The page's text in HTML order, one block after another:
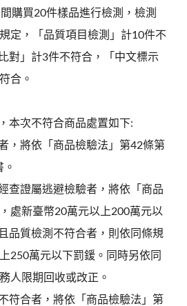
購買20件樣品進行檢測，檢測
定，「品質項目檢測」計10件不
對」計3件不符合，「中文標示
合。
次不符合商品處置如下:
，將依「商品檢驗法」第42條第
查證屬逃避檢驗者，將依「商品
處新臺幣20萬元以上200萬元以
品質檢測不符合者，則依同條規
250萬元以下罰鍰。同時另依同
人限期回收或改正。
符合者，將依「商品檢驗法」第